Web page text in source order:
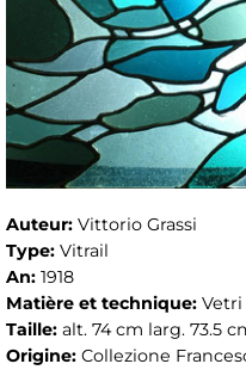
Auteur: Vittorio Grassi
Type: Vitrail
An: 1918
Matière et technique:
Taille: alt. 74 cm larg. 73.5
Origine: Collezione